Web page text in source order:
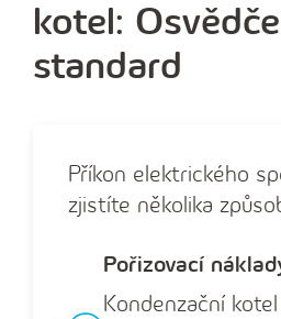
kotel:
standard
Příkon elektrického
zjistíte několika
Pořizovací
Kondenzační